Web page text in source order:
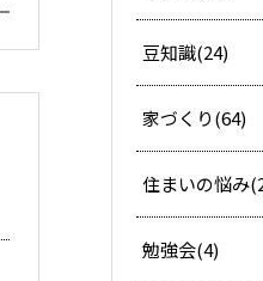
豆知識(24)
家づくり(64)
住まいの悩み
勉強会(4)